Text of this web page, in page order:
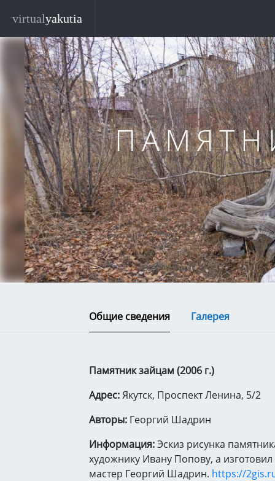
virtualyakutia
Общие сведения Галерея
Памятник зайцам (2006 г.)
Адрес:Якутск, Проспект Ленина, 5/2
Авторы: Георгий Шадрин
Информация:Эскиз рисунка
художнику Ивану Попову, а
мастер Георгий Шадрин. https://